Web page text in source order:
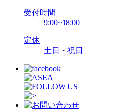
受付時間
9:00~18:00
定休
土日・祝日